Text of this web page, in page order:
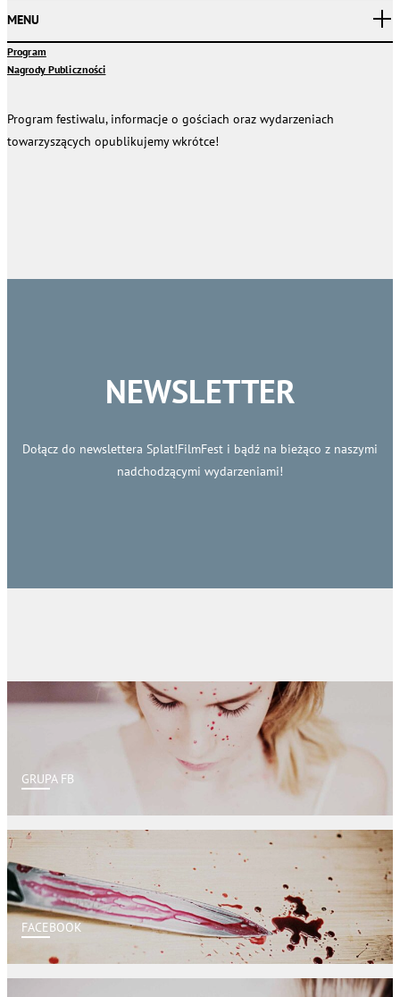
MENU
Program
Nagrody Publiczności
Program festiwalu, informacje o gościach oraz wydarzeniach
towarzyszących opublikujemy wkrótce!
NEWSLETTER
Dołącz do newslettera Splat!FilmFest i bądź na bieżąco z naszymi
nadchodzącymi wydarzeniami!
GRUPA FB
FACEBOOK